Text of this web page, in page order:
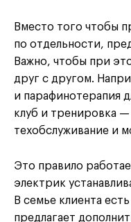
Вместо того чтобы
по отдельности,
Важно, чтобы при
друг с другом.
и парафинотерапия
клуб и тренировка
техобслуживание и
Это правило
электрик
В семье клиента
предлагает